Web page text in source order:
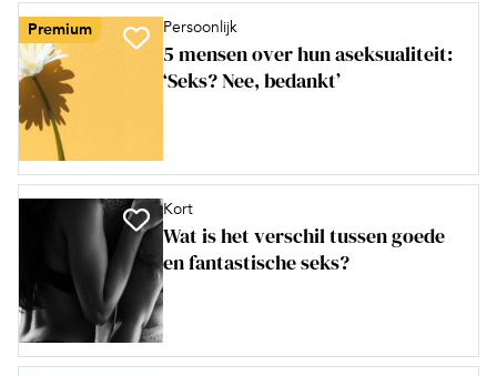
Premium Persoonlijk
5 mensen over hun aseksualiteit:
‘Seks? Nee, bedankt’
Kort
Wat is het verschil tussen goede
en fantastische seks?